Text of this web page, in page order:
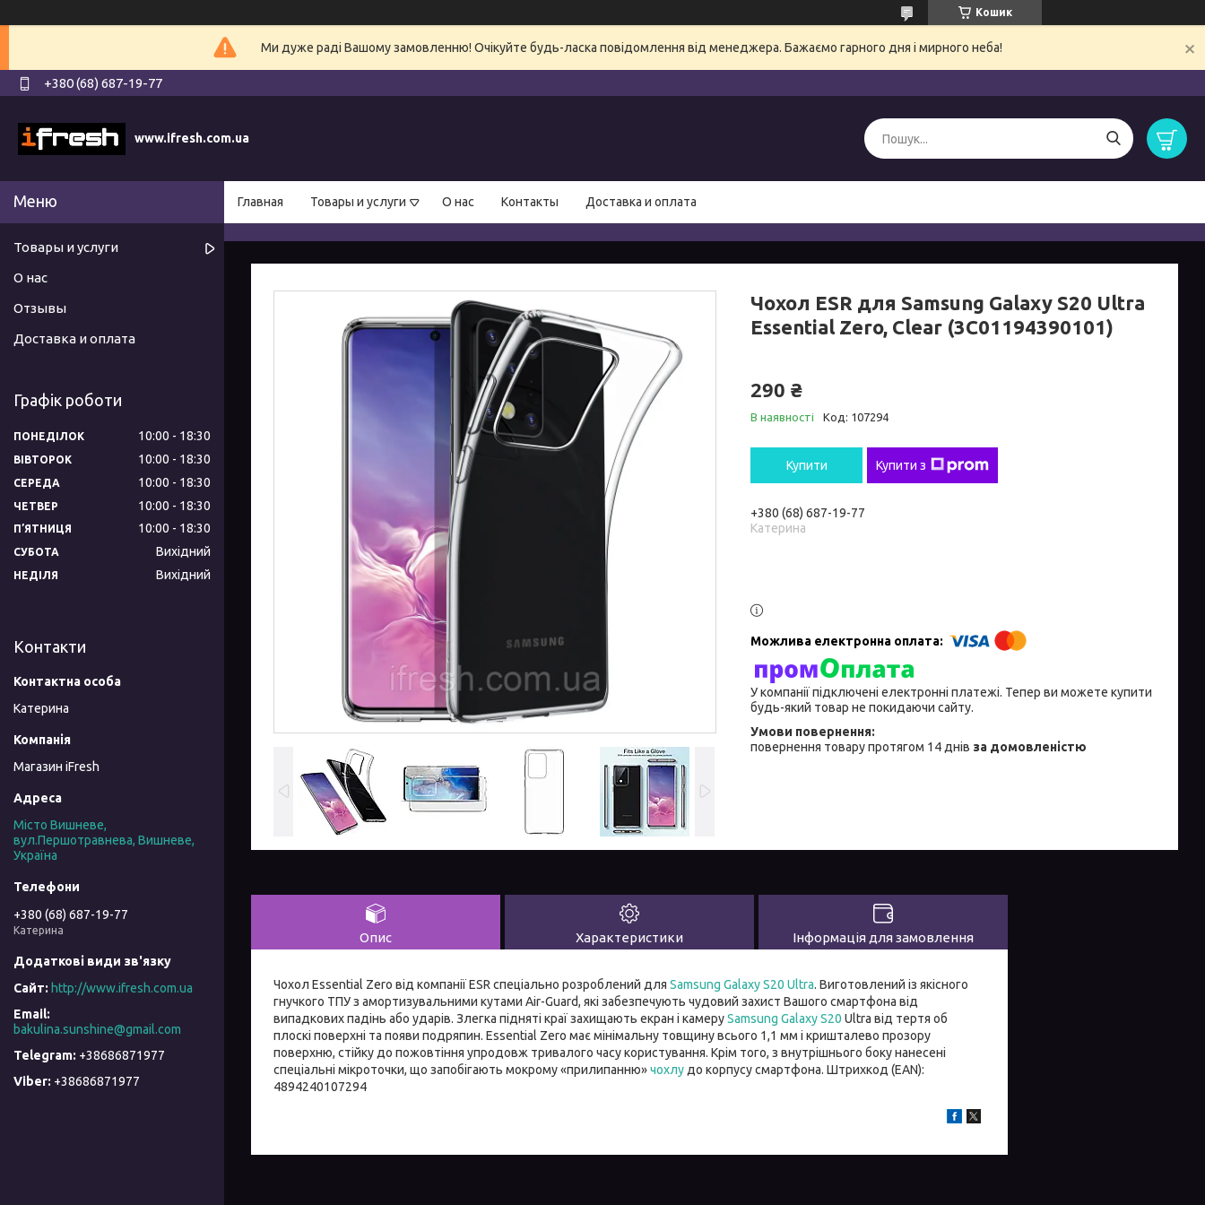
Кошик
Ми дуже раді Вашому замовленню! Очікуйте будь-ласка повідомлення від менеджера. Бажаємо гарного дня і мирного неба!
+380 (68) 687-19-77
www.ifresh.com.ua
Главная Товары и услуги О нас Контакты Доставка и оплата
Чохол ESR для Samsung Galaxy S20 Ultra
Essential Zero, Clear (3C01194390101)
290 ₴
В наявності Код: 107294
Купити Купити з
+380 (68) 687-19-77
Катерина
У компанії підключені електронні платежі. Тепер ви можете купити
будь-який товар не покидаючи сайту.
повернення товару протягом 14 днів за домовленістю
Опис Характеристики Інформація для замовлення
Чохол Essential Zero від компанії ESR спеціально розроблений для Samsung Galaxy S20 Ultra. Виготовлений із якісного
гнучкого ТПУ з амортизувальними кутами Air-Guard, які забезпечують чудовий захист Вашого смартфона від
випадкових падінь або ударів. Злегка підняті краї захищають екран і камеруSamsung Galaxy S20 Ultra від тертя об
плоскі поверхні та появи подряпин. Essential Zero має мінімальну товщину всього 1,1 мм і кришталево прозору
поверхню, стійку до пожовтіння упродовж тривалого часу користування. Крім того, з внутрішнього боку нанесені
спеціальні мікроточки, що запобігають мокрому «прилипанню»чохлу до корпусу смартфона. Штрихкод (EAN):
4894240107294
Товары и услуги
О нас
Отзывы
Доставка и оплата
Графік роботи
ПОНЕДІЛОК 10:00 18:30
ВІВТОРОК 10:00 18:30
СЕРЕДА 10:00 18:30
ЧЕТВЕР 10:00 18:30
ПʼЯТНИЦЯ 10:00 18:30
СУБОТА Вихідний
НЕДІЛЯ Вихідний
Контакти
Катерина
Магазин iFresh
Місто Вишневе,
вул.Першотравнева, Вишневе,
Україна
+380 (68) 687-19-77
Катерина
http://www.ifresh.com.ua
bakulina.sunshine@gmail.com
+38686871977
+38686871977